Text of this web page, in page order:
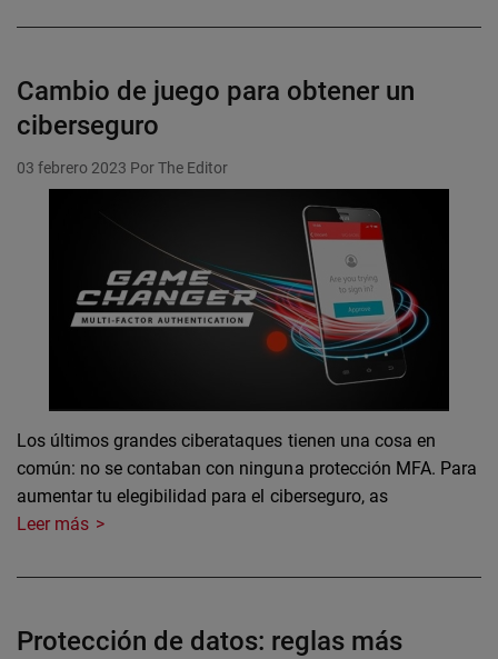
Cambio de juego para obtener un
ciberseguro
03 febrero 2023 Por The Editor
Los últimos grandes ciberataques tienen una cosa en
común: no se contaban con ninguna protección MFA. Para
aumentar tu elegibilidad para el ciberseguro, as
Leer más
Protección de datos: reglas más